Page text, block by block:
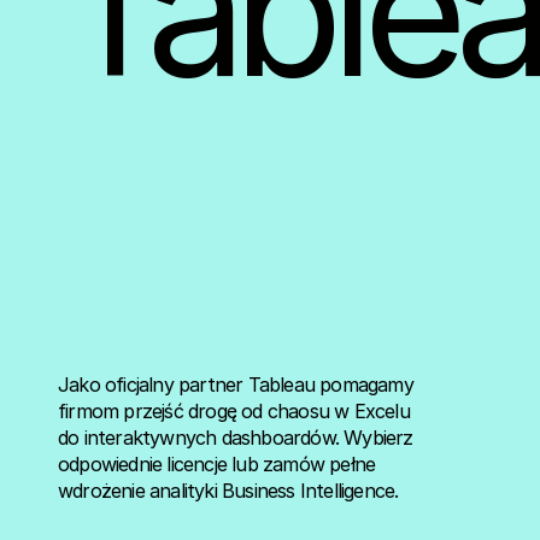
Jako oficjalny partner Tableau pomagamy
firmom przejść drogę od chaosu w Excelu
do interaktywnych dashboardów. Wybierz
odpowiednie licencje lub zamów pełne
wdrożenie analityki Business Intelligence.